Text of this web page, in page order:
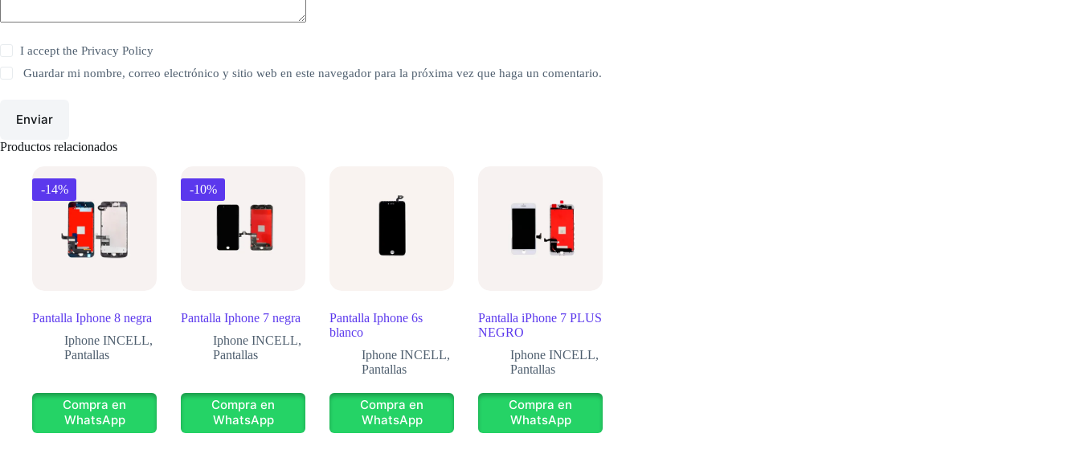
I accept thePrivacy Policy
Guardar mi nombre, correo electrónico y sitio web en este navegador para la próxima vez que haga un comentario.
Enviar
Productos relacionados
-14%
Pantalla Iphone 8 negra
Iphone INCELL,
Pantallas
Compra en
WhatsApp
-10%
Pantalla Iphone 7 negra
Iphone INCELL,
Pantallas
Compra en
WhatsApp
Pantalla Iphone 6s
blanco
Iphone INCELL,
Pantallas
Compra en
WhatsApp
Pantalla iPhone 7 PLUS
NEGRO
Iphone INCELL,
Pantallas
Compra en
WhatsApp